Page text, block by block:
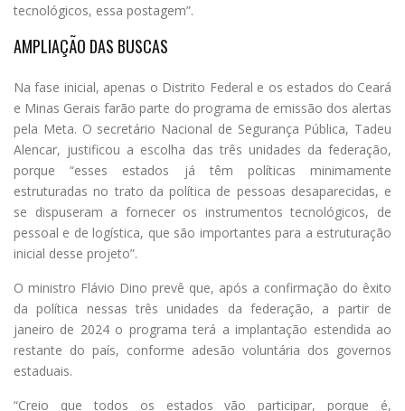
tecnológicos, essa postagem”.
AMPLIAÇÃO DAS BUSCAS
Na fase inicial, apenas o Distrito Federal e os estados do Ceará
e Minas Gerais farão parte do programa de emissão dos alertas
pela Meta. O secretário Nacional de Segurança Pública, Tadeu
Alencar, justificou a escolha das três unidades da federação,
porque “esses estados já têm políticas minimamente
estruturadas no trato da política de pessoas desaparecidas, e
se dispuseram a fornecer os instrumentos tecnológicos, de
pessoal e de logística, que são importantes para a estruturação
inicial desse projeto”.
O ministro Flávio Dino prevê que, após a confirmação do êxito
da política nessas três unidades da federação, a partir de
janeiro de 2024 o programa terá a implantação estendida ao
restante do país, conforme adesão voluntária dos governos
estaduais.
“Creio que todos os estados vão participar, porque é,